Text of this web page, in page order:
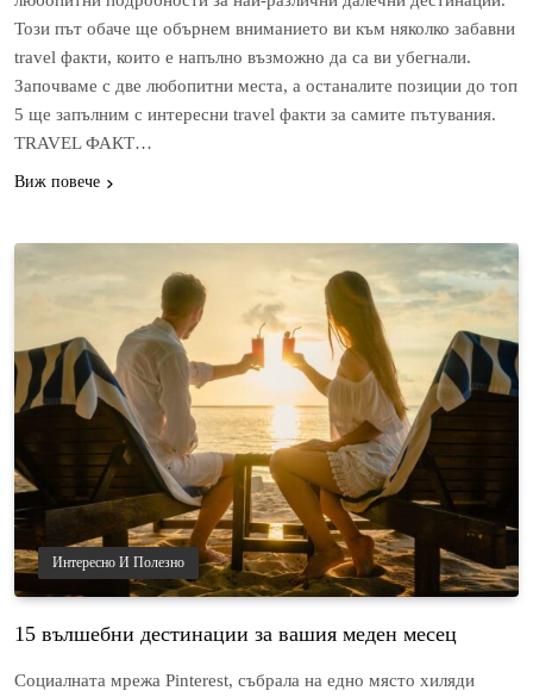
Този път обаче ще обърнем вниманието ви към няколко забавни
travel факти, които е напълно възможно да са ви убегнали.
Започваме с две любопитни места, а останалите позиции до топ
5 ще запълним с интересни travel факти за самите пътувания.
TRAVEL ФАКТ…
Виж повече
Интересно И Полезно
15 вълшебни дестинации за вашия меден месец
Социалната мрежа Pinterest, събрала на едно място хиляди